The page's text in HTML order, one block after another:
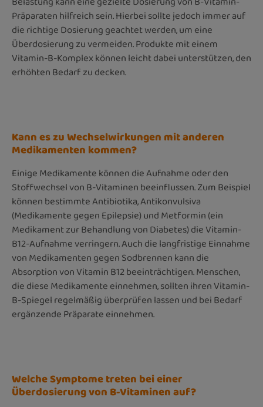
Präparaten hilfreich sein. Hierbei sollte jedoch immer auf
die richtige Dosierung geachtet werden, um eine
Überdosierung zu vermeiden. Produkte mit einem
Vitamin-B-Komplex können leicht dabei unterstützen, den
erhöhten Bedarf zu decken.
Kann es zu Wechselwirkungen mit anderen
Medikamenten kommen?
Einige Medikamente können die Aufnahme oder den
Stoffwechsel von B-Vitaminen beeinflussen. Zum Beispiel
können bestimmte Antibiotika, Antikonvulsiva
(Medikamente gegen Epilepsie) und Metformin (ein
Medikament zur Behandlung von Diabetes) die Vitamin-
B12-Aufnahme verringern. Auch die langfristige Einnahme
von Medikamenten gegen Sodbrennen kann die
Absorption von Vitamin B12 beeinträchtigen. Menschen,
die diese Medikamente einnehmen, sollten ihren Vitamin-
B-Spiegel regelmäßig überprüfen lassen und bei Bedarf
ergänzende Präparate einnehmen.
Welche Symptome treten bei einer
Überdosierung von B-Vitaminen auf?